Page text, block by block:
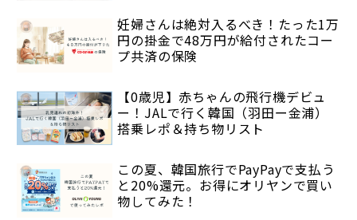
妊婦さんは絶対入るべき！たった1万
円の掛金で48万円が給付されたコー
プ共済の保険
【0歳児】赤ちゃんの飛行機デビュ
ー！JALで行く韓国（羽田ー金浦）
搭乗レポ＆持ち物リスト
この夏、韓国旅行でPayPayで支払う
と20%還元。お得にオリヤンで買い
物してみた！